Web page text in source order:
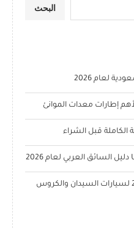
البحث
الكاملة قبل الشراء
أفضل 10 إطارات صينية لعام 2026 لسيارات السيدان والكروس